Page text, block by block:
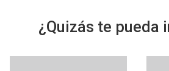
¿Quizás te pueda